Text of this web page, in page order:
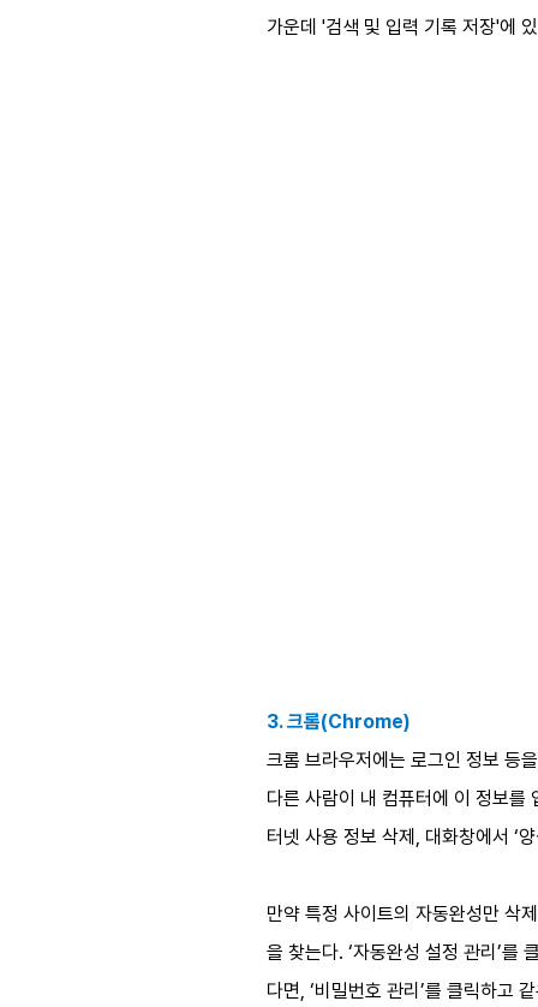
가운데 '검색 및 입력 기록 저장'에
3. 크롬(Chrome)
크롬 브라우저에는 로그인 정보 등
다른 사람이 내 컴퓨터에 이 정보
터넷 사용 정보 삭제, 대화창에서 ‘
만약 특정 사이트의 자동완성만 삭
을 찾는다. ‘자동완성 설정 관리’를
다면, ‘비밀번호 관리’를 클릭하고